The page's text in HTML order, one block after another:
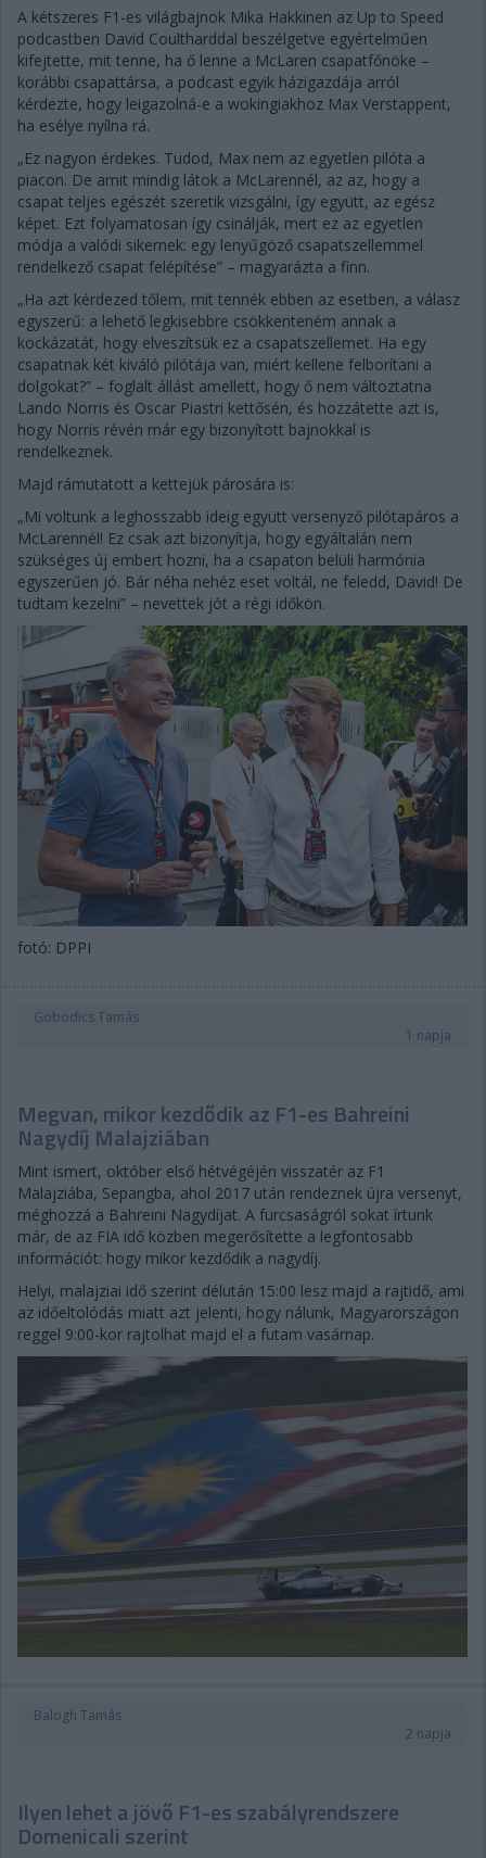
A kétszeres F1-es világbajnok Mika Hakkinen az Up to Speed
podcastben David Coultharddal beszélgetve egyértelműen
kifejtette, mit tenne, ha ő lenne a McLaren csapatfőnöke –
korábbi csapattársa, a podcast egyik házigazdája arról
kérdezte, hogy leigazolná-e a wokingiakhoz Max Verstappent,
ha esélye nyílna rá.
„Ez nagyon érdekes. Tudod, Max nem az egyetlen pilóta a
piacon. De amit mindig látok a McLarennél, az az, hogy a
csapat teljes egészét szeretik vizsgálni, így együtt, az egész
képet. Ezt folyamatosan így csinálják, mert ez az egyetlen
módja a valódi sikernek: egy lenyűgöző csapatszellemmel
rendelkező csapat felépítése” – magyarázta a finn.
„Ha azt kérdezed tőlem, mit tennék ebben az esetben, a válasz
egyszerű: a lehető legkisebbre csökkenteném annak a
kockázatát, hogy elveszítsük ez a csapatszellemet. Ha egy
csapatnak két kiváló pilótája van, miért kellene felborítani a
dolgokat?” – foglalt állást amellett, hogy ő nem változtatna
Lando Norris és Oscar Piastri kettősén, és hozzátette azt is,
hogy Norris révén már egy bizonyított bajnokkal is
rendelkeznek.
Majd rámutatott a kettejük párosára is:
„Mi voltunk a leghosszabb ideig együtt versenyző pilótapáros a
McLarennél! Ez csak azt bizonyítja, hogy egyáltalán nem
szükséges új embert hozni, ha a csapaton belüli harmónia
egyszerűen jó. Bár néha nehéz eset voltál, ne feledd, David! De
tudtam kezelni” – nevettek jót a régi időkön.
fotó: DPPI
Gobodics Tamás
1 napja
Megvan, mikor kezdődik az F1-es Bahreini
Nagydíj Malajziában
Mint ismert, október első hétvégéjén visszatér az F1
Malajziába, Sepangba, ahol 2017 után rendeznek újra versenyt,
méghozzá a Bahreini Nagydíjat. A furcsaságról sokat írtunk
már, de az FIA idő közben megerősítette a legfontosabb
információt: hogy mikor kezdődik a nagydíj.
Helyi, malajziai idő szerint délután 15:00 lesz majd a rajtidő, ami
az időeltolódás miatt azt jelenti, hogy nálunk, Magyarországon
reggel 9:00-kor rajtolhat majd el a futam vasárnap.
Balogh Tamás
2 napja
Ilyen lehet a jövő F1-es szabályrendszere
Domenicali szerint